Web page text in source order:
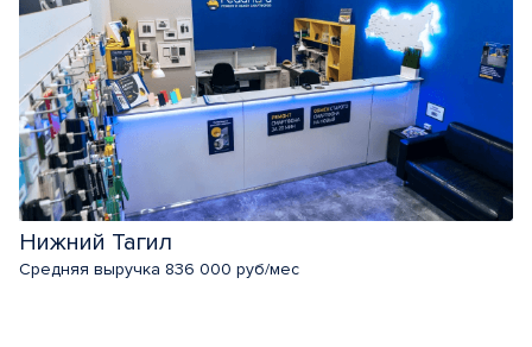
Нижний Тагил
Средняя выручка 836 000 руб/мес